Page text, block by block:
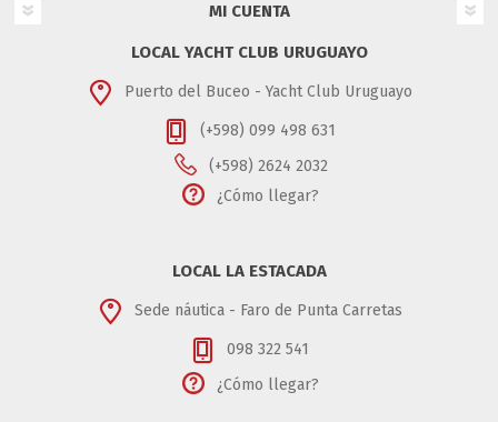
MI CUENTA
LOCAL YACHT CLUB URUGUAYO
Puerto del Buceo - Yacht Club Uruguayo
(+598) 099 498 631
(+598) 2624 2032
¿Cómo llegar?
LOCAL LA ESTACADA
Sede náutica - Faro de Punta Carretas
098 322 541
¿Cómo llegar?